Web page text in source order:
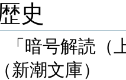
史
「暗号解読（
新潮文庫）